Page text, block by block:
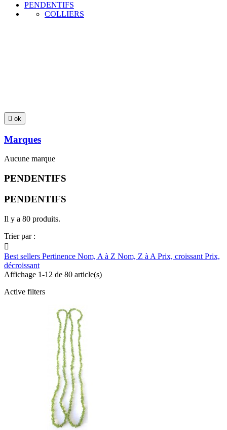
PENDENTIFS
COLLIERS
 ok
Marques
Aucune marque
PENDENTIFS
PENDENTIFS
Il y a 80 produits.
Trier par :

Best sellers Pertinence Nom, A à Z Nom, Z à A Prix, croissant Prix,
décroissant
Affichage 1-12 de 80 article(s)
Active filters